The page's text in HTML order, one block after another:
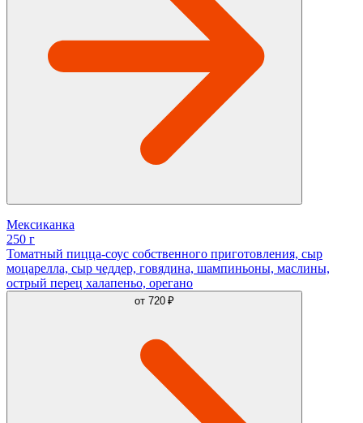
Мексиканка
250 г
Томатный пицца-соус собственного приготовления, сыр
моцарелла, сыр чеддер, говядина, шампиньоны, маслины,
острый перец халапеньо, орегано
от 720 ₽